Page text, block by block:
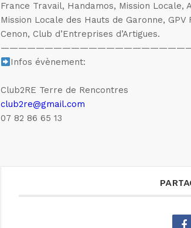
France Travail, Handamos, Mission Locale,
Mission Locale des Hauts de Garonne,
Cenon, Club d’Entreprises d’Artigues.
Infos évènement:
Club2RE Terre de Rencontres
club2re@gmail.com
07 82 86 65 13